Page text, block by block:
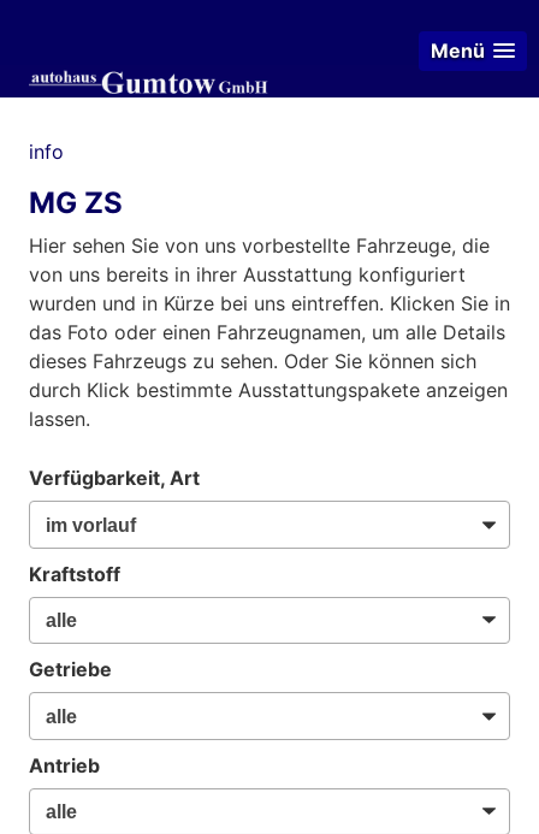
Menü
info
MG ZS
Hier sehen Sie von uns vorbestellte Fahrzeuge, die
von uns bereits in ihrer Ausstattung konfiguriert
wurden und in Kürze bei uns eintreffen. Klicken Sie in
das Foto oder einen Fahrzeugnamen, um alle Details
dieses Fahrzeugs zu sehen. Oder Sie können sich
durch Klick bestimmte Ausstattungspakete anzeigen
lassen.
Verfügbarkeit, Art
Kraftstoff
Getriebe
Antrieb